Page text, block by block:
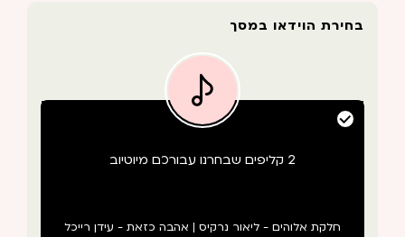
בחירת הוידאו במסך
2 קליפים שבחרנו עבורכם מיוטיוב
חלקת אלוהים - ליאור נרקיס | אהבה כזאת - עידן רייכל